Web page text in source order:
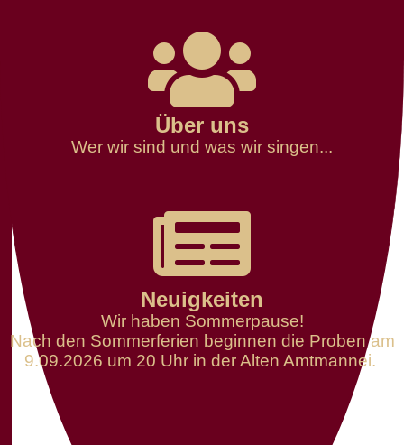
Über uns
Wer wir sind und was wir singen...
Neuigkeiten
Wir haben Sommerpause!
Nach den Sommerferien beginnen die Proben am
9.09.2026 um 20 Uhr in der Alten Amtmannei.